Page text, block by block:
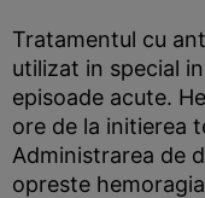
Tratamentul cu
utilizat in special
episoade acute.
ore de la initierea
Administrarea de
opreste